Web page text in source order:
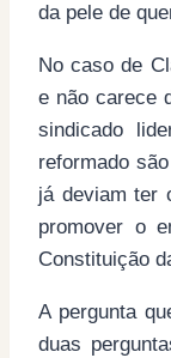
da pele de
No caso de
e não carece
sindicado
reformado
já deviam ter
promover o
Constituição
A pergunta
duas